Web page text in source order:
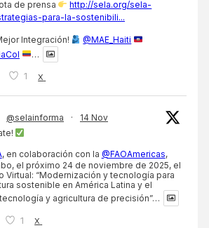
de prensa
http://sela.org/sela-
para-la-sostenibili...
Integración!
@MAE_Haiti
…
1 X
@selainforma ·
14 Nov
, en colaboración con la @FAOAmericas,
el próximo 24 de noviembre de 2025, el
Virtual: “Modernización y tecnología para
sostenible en América Latina y el
y agricultura de precisión”…
1 X